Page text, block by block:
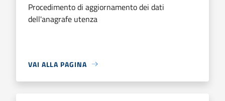
Procedimento di aggiornamento dei dati
dell'anagrafe utenza
VAI ALLA PAGINA